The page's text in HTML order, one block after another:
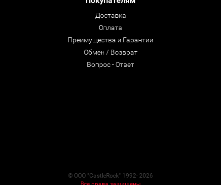
Доставка
Оплата
Преимущества и Гарантии
Обмен / Возврат
Вопрос - Ответ
© ООО "CastleRock" 1992- 2026